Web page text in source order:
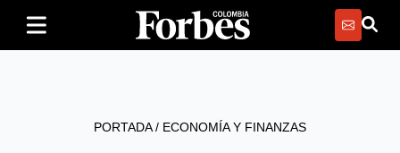
PORTADA/ ECONOMÍA Y FINANZAS